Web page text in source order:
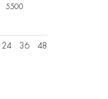
5500
24 36 48